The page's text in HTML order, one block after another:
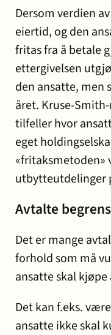
Dersom verdien
eiertid, og den
fritas fra å betale
ettergivelsen
den ansatte, men
året. Kruse-
tilfeller hvor
eget
«fritaksmetoden»
utbytteutdelinger
Avtalte
Det er mange
forhold som må
ansatte skal
Det kan f.eks.
ansatte ikke skal